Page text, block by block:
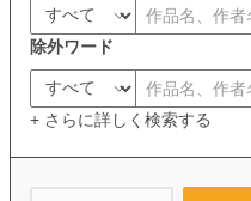
除外ワード
+ さらに詳しく検索する